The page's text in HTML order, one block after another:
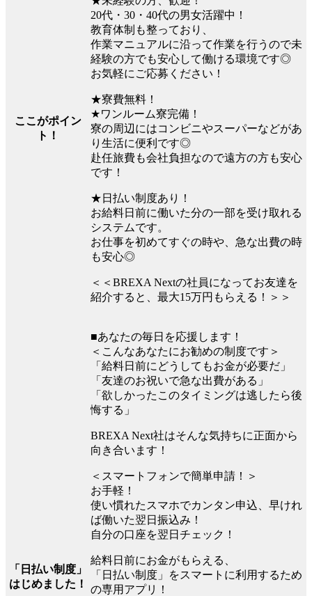
ここがポイン
ト！
20代・30・40代の男女活躍中！
教育体制も整っており、
作業マニュアルに沿って作業を行うので未
経験の方でも安心して働ける環境です◎
お気軽にご応募ください！
★寮費無料！
★ワンルーム寮完備！
寮の周辺にはコンビニやスーパーなどがあ
り生活に便利です◎
赴任旅費も会社負担なので遠方の方も安心
です！
★日払い制度あり！
お給料日前に働いた分の一部を受け取れる
システムです。
お仕事を初めてすぐの時や、急な出費の時
も安心◎
＜＜BREXA Nextの社員になってお友達を
紹介すると、最大15万円もらえる！＞＞
「日払い制度」
はじめました！
■あなたの毎日を応援します！
＜こんなあなたにお勧めの制度です＞
「給料日前にどうしてもお金が必要だ」
「友達のお祝いで急な出費がある」
「欲しかったこのタイミングは逃したら後
悔する」
BREXA Next社はそんな気持ちに正面から
向き合います！
＜スマートフォンで簡単申請！＞
お手軽！
使い慣れたスマホでカンタン申込、早けれ
ば働いた翌日振込み！
自分の口座を翌日チェック！
給料日前にお金がもらえる、
「日払い制度」をスマートに利用するため
の専用アプリ！